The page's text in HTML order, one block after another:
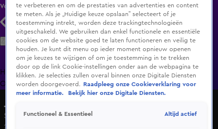
Volg KIJK
Zoeken
HomeUitzending Gemist Programma's De Bondgenoten
OranjezomerLivestreamsShop
Jullie Huis, Onze Regels
Seizoen 1, aflevering 5
25 mrt 2018, 20:30
te verbeteren en om de prestaties van advertenties en content
te meten. Als je „Huidige keuze opslaan” selecteert of je
toestemming intrekt, worden deze trackingtechnologieën
uitgeschakeld. We gebruiken dan enkel functionele en essentiële
cookies om de website goed te laten functioneren en veilig te
houden. Je kunt dit menu op ieder moment opnieuw openen
om je keuzes te wijzigen of om je toestemming in te trekken
door op de link Cookie-instellingen onder aan de webpagina te
klikken. Je selecties zullen overal binnen onze Digitale Diensten
worden doorgevoerd.
Raadpleeg onze Cookieverklaring voor
meer informatie.
Bekijk hier onze Digitale Diensten.
Functioneel & Essentieel Altijd actief